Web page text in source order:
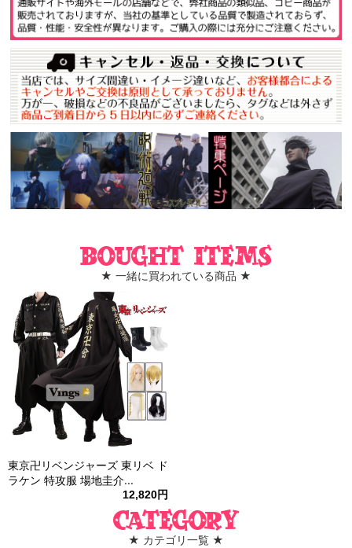
Bought items
★ 一緒に買われている商品 ★
東京卍リベンジャーズ 東リベ ド
ラケン 特攻服 場地圭介...
12,820円
Category
★ カテゴリ一覧 ★